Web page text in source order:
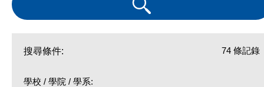
搜尋條件: 74 條記錄
學校 / 學院 / 學系: